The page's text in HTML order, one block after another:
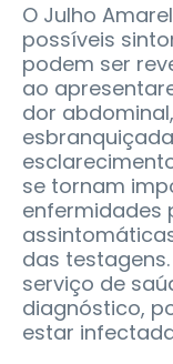
O Julho
possíveis
podem ser
ao
dor
se tornam
enfermidades
das
serviço de
diagnóstico,
estar